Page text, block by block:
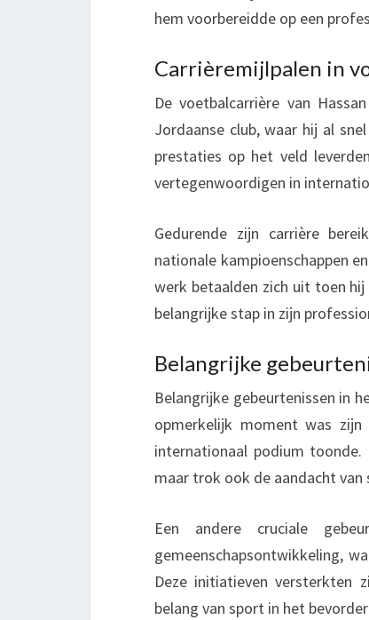
hem voorbereidde op een
Carrièremijlpalen in
De voetbalcarrière van
Jordaanse club, waar hij al
prestaties op het veld
vertegenwoordigen in
Gedurende zijn carrière
nationale kampioenschappen
werk betaalden zich uit toen
belangrijke stap in zijn
Belangrijke
Belangrijke gebeurtenissen in
opmerkelijk moment was
internationaal podium
maar trok ook de aandacht van
Een andere cruciale
gemeenschapsontwikkeling,
Deze initiatieven
belang van sport in het